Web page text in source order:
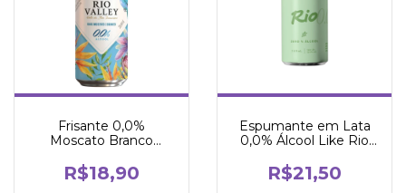
Frisante 0,0%
Moscato Branco
R$18,90
Espumante em Lata
0,0% Álcool Like Rio
R$21,50